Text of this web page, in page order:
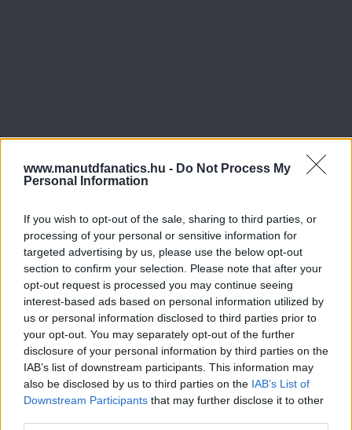
www.manutdfanatics.hu - Do Not Process My
Personal Information
If you wish to opt-out of the sale, sharing to third parties, or
processing of your personal or sensitive information for
targeted advertising by us, please use the below opt-out
section to confirm your selection. Please note that after your
opt-out request is processed you may continue seeing
interest-based ads based on personal information utilized by
us or personal information disclosed to third parties prior to
your opt-out. You may separately opt-out of the further
disclosure of your personal information by third parties on the
IAB’s list of downstream participants. This information may
also be disclosed by us to third parties on the IAB’s List of
Downstream Participants that may further disclose it to other